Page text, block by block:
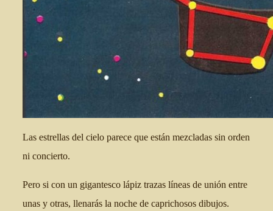
Las estrellas del cielo parece que están mezcladas sin orden
ni concierto.
Pero si con un gigantesco lápiz trazas líneas de unión entre
unas y otras, llenarás la noche de caprichosos dibujos.